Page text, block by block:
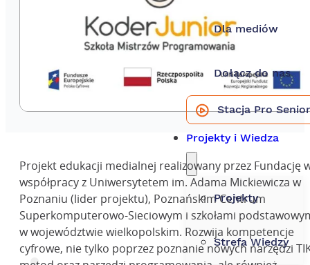
Dla mediów
Dołącz do nas
Stacja Pro Senior
Projekty i Wiedza
Projekty
Strefa Wiedzy
Projekt edukacji medialnej realizowany przez Fundację
współpracy z Uniwersytetem im. Adama Mickiewicza w
Poznaniu (lider projektu), Poznańskim Centrum
Superkomputerowo-Sieciowym i szkołami
w województwie wielkopolskim. Rozwija kompetencje
cyfrowe, nie tylko poprzez poznanie nowych narzędzi